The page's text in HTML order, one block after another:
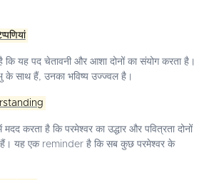
कि यह पद चेतावनी और आशा दोनों का संयोग करता है।
के साथ हैं, उनका भविष्य उज्ज्वल है।
करता है कि परमेश्वर का उद्धार और पवित्रता दोनों
हैं। यह एक reminder है कि सब कुछ परमेश्वर के